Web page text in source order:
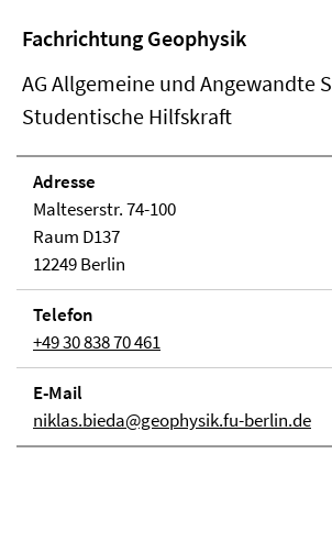
Fachrichtung Geophysik
AG Allgemeine und Angewandte
Studentische Hilfskraft
Adresse
Malteserstr. 74-100
Raum D137
12249 Berlin
Telefon
+49 30 838 70 461
E-Mail
niklas.bieda@geophysik.fu-berlin.de